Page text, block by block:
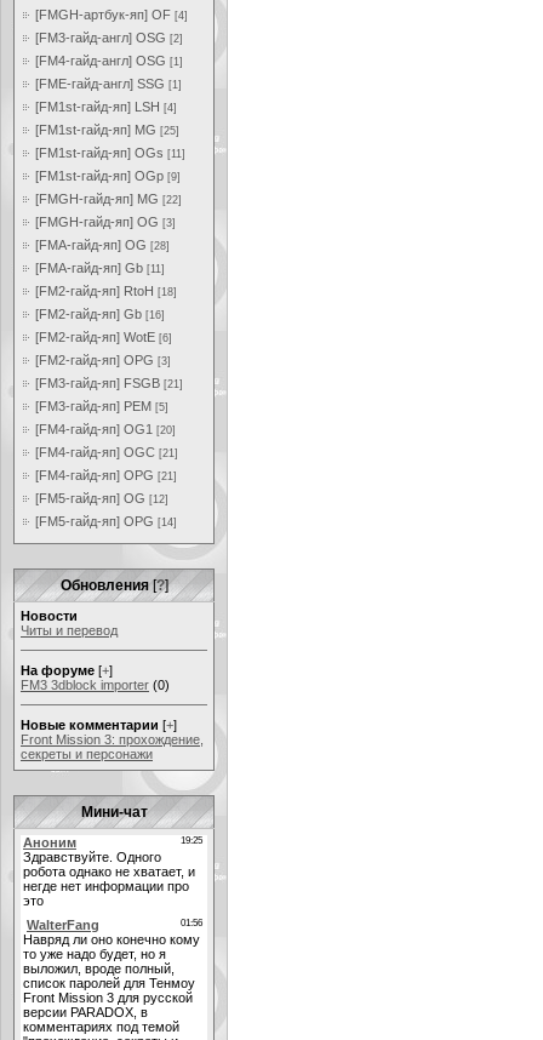
[FMGH-артбук-яп] OF [4]
[FM3-гайд-англ] OSG [2]
[FM4-гайд-англ] OSG [1]
[FME-гайд-англ] SSG [1]
[FM1st-гайд-яп] LSH [4]
[FM1st-гайд-яп] MG [25]
[FM1st-гайд-яп] OGs [11]
[FM1st-гайд-яп] OGp [9]
[FMGH-гайд-яп] MG [22]
[FMGH-гайд-яп] OG [3]
[FMA-гайд-яп] OG [28]
[FMA-гайд-яп] Gb [11]
[FM2-гайд-яп] RtoH [18]
[FM2-гайд-яп] Gb [16]
[FM2-гайд-яп] WotE [6]
[FM2-гайд-яп] OPG [3]
[FM3-гайд-яп] FSGB [21]
[FM3-гайд-яп] PEM [5]
[FM4-гайд-яп] OG1 [20]
[FM4-гайд-яп] OGC [21]
[FM4-гайд-яп] OPG [21]
[FM5-гайд-яп] OG [12]
[FM5-гайд-яп] OPG [14]
Обновления [?]
Новости
Читы и перевод
На форуме [+]
FM3 3dblock importer (0)
Новые комментарии [+]
Front Mission 3: прохождение,
секреты и персонажи
Мини-чат